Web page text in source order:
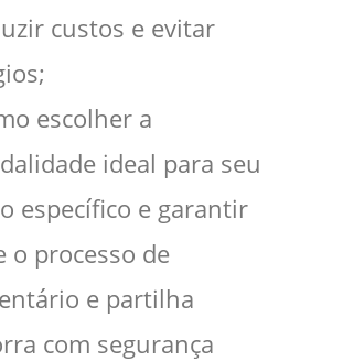
custos e evitar
escolher a
ideal para seu
específico e garantir
o processo de
e partilha
com segurança